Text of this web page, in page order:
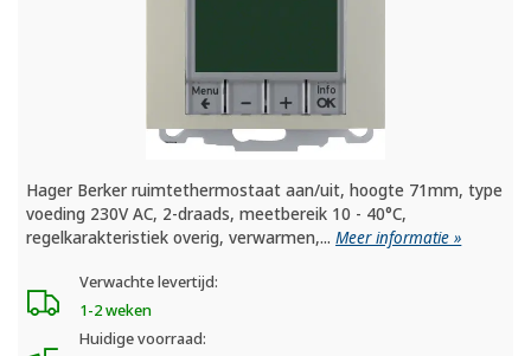
Hager Berker ruimtethermostaat aan/uit, hoogte 71mm, type
voeding 230V AC, 2-draads, meetbereik 10 - 40°C,
regelkarakteristiek overig, verwarmen,...Meer informatie »
Verwachte levertijd:
1-2 weken
Huidige voorraad: